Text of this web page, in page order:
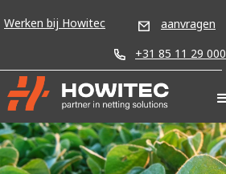
Werken bij Howitec
aanvragen
+31 85 11 29 000
Kwaliteitscontrole